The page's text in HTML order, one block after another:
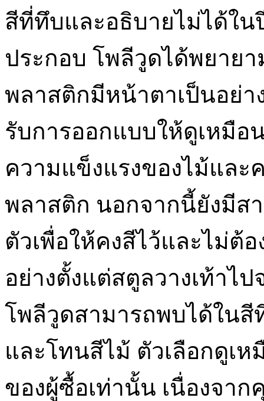
สีที่ทึบและอธิบายไม่ได้ใน
ประกอบ โพลีวูดได้พยาย
พลาสติกมีหน้าตาเป็นอย่า
รับการออกแบบให้ดูเหมือ
ความแข็งแรงของไม้แล
พลาสติก นอกจากนี้ยังมีส
ตัวเพื่อให้คงสีไว้และไม่ต้
อย่างตั้งแต่สตูลวางเท้าไ
โพลีวูดสามารถพบได้ในสี
และโทนสีไม้ ตัวเลือกดูเ
ของผู้ซื้อเท่านั้น เนื่องจา